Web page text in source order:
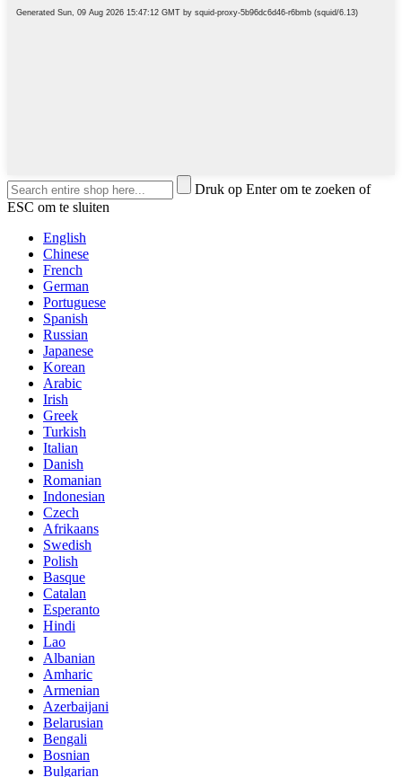
Druk op Enter om te zoeken of
ESC om te sluiten
English
Chinese
French
German
Portuguese
Spanish
Russian
Japanese
Korean
Arabic
Irish
Greek
Turkish
Italian
Danish
Romanian
Indonesian
Czech
Afrikaans
Swedish
Polish
Basque
Catalan
Esperanto
Hindi
Lao
Albanian
Amharic
Armenian
Azerbaijani
Belarusian
Bengali
Bosnian
Bulgarian